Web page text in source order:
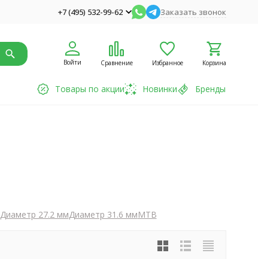
+7 (495) 532-99-62 Заказать звонок
Войти Сравнение Избранное Корзина
Товары по акции Новинки Бренды
Диаметр 27.2 ммДиаметр 31.6 ммMTB